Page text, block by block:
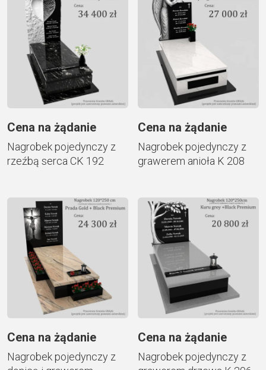
Cena na żądanie
Nagrobek pojedynczy z
rzeźbą serca CK 192
Cena na żądanie
Nagrobek pojedynczy z
grawerem anioła K 208
Cena na żądanie
Nagrobek pojedynczy z
Cena na żądanie
Nagrobek pojedynczy z